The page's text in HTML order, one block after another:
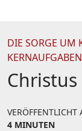
DIE SORGE UM
VERÖFFENTLICHT
4 MINUTEN